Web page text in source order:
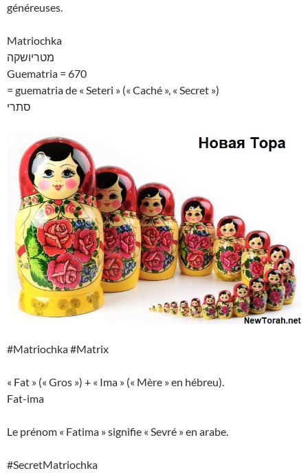
généreuses.
Matriochka
מטריושקה
Guematria = 670
= guematria de « Seteri » (« Caché », « Secret »)
סתרי
#Matriochka #Matrix
« Fat » (« Gros ») + « Ima » (« Mère » en hébreu).
Fat-ima
Le prénom « Fatima » signifie « Sevré » en arabe.
#SecretMatriochka